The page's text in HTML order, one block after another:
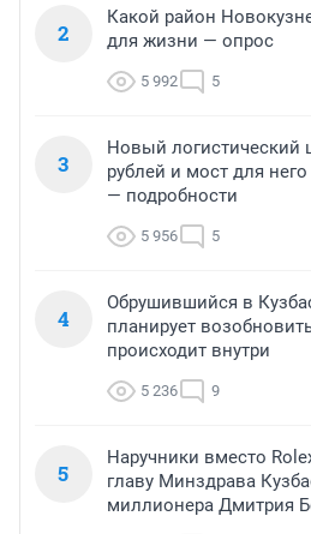
2
Какой район
для жизни — опрос
5 992 5
3
Новый логистический
рублей и мост для
— подробности
5 956 5
4
Обрушившийся в
планирует
происходит внутри
5 236 9
5
Наручники вместо
главу Минздрава
миллионера Дмитрия